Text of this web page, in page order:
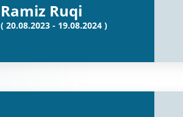
Ramiz Ruqi
( 20.08.2023 - 19.08.2024 )